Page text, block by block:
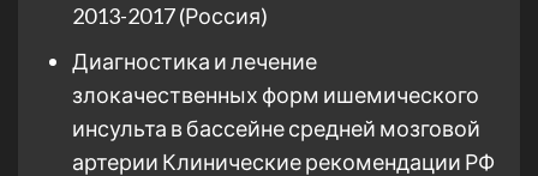
2013-2017 (Россия)
Диагностика и лечение
злокачественных форм ишемического
инсульта в бассейне средней мозговой
артерии Клинические рекомендации РФ